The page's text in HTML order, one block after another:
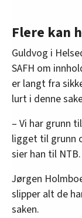
Flere kan
Guldvog i
SAFH om
er langt fra
lurt i denne
– Vi har grunn
ligget til grunn
sier han til NTB.
Jørgen
slipper alt de
saken.